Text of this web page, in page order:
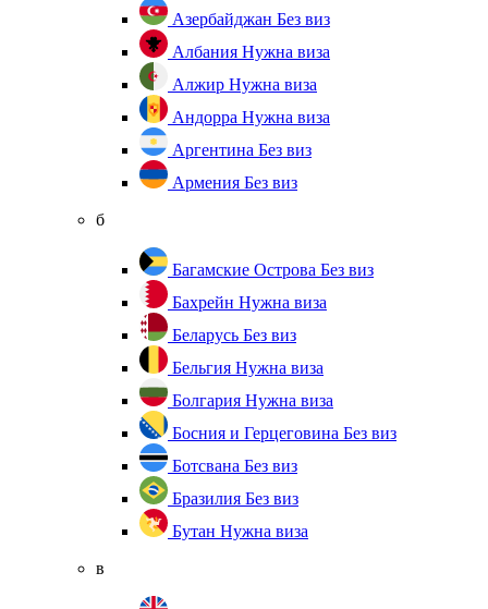
Азербайджан Без виз
Албания Нужна виза
Алжир Нужна виза
Андорра Нужна виза
Аргентина Без виз
Армения Без виз
б
Багамские Острова Без виз
Бахрейн Нужна виза
Беларусь Без виз
Бельгия Нужна виза
Болгария Нужна виза
Босния и Герцеговина Без виз
Ботсвана Без виз
Бразилия Без виз
Бутан Нужна виза
в